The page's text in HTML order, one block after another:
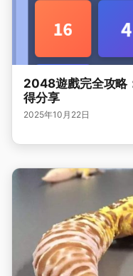
2048遊戲完全攻略
得分享
2025年10月22日